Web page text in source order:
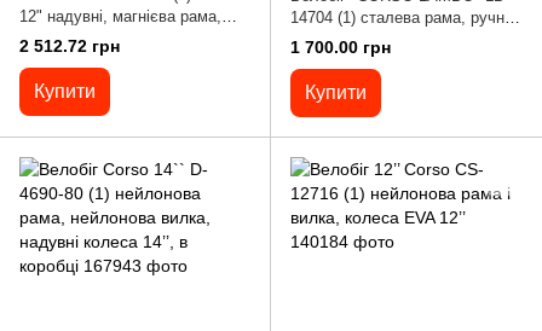
12" надувні, магнієва рама,
магнієвий руль, в коробці
2 512.72 грн
Купити
14704 (1) сталева рама, ручне
гальмо, колеса надувні
резинові 14’’, алюмінієві обода,
підставка для ніг, підніжка,
дзвоник
1 700.00 грн
Купити